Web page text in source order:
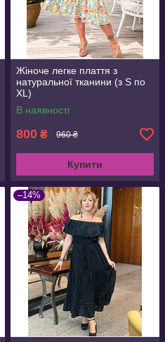
Жіноче легке плаття з
натуральної тканини (з S по
XL)
В наявності
800 ₴ 960 ₴
Купити
–14%